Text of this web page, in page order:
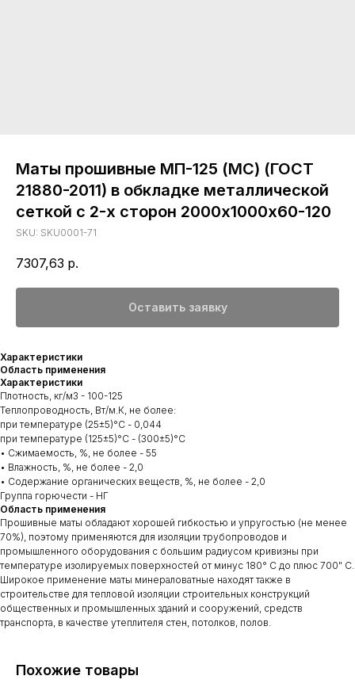
Маты прошивные МП-125 (МС) (ГОСТ
21880-2011) в обкладке металлической
сеткой с 2-х сторон 2000х1000х60-120
SKU: SKU0001-71
7307,63 р.
Оставить заявку
Характеристики
Область применения
Характеристики
Плотность, кг/м3 - 100-125
Теплопроводность, Вт/м.К, не более:
при температуре (25±5)°С - 0,044
при температуре (125±5)°С - (300±5)°С
• Сжимаемость, %, не более - 55
• Влажность, %, не более - 2,0
• Содержание органических веществ, %, не более - 2,0
Группа горючести - НГ
Область применения
Прошивные маты обладают хорошей гибкостью и упругостью (не менее
70%), поэтому применяются для изоляции трубопроводов и
промышленного оборудования с большим радиусом кривизны при
температуре изолируемых поверхностей от минус 180° С до плюс 700" С.
Широкое применение маты минераловатные находят также в
строительстве для тепловой изоляции строительных конструкций
общественных и промышленных зданий и сооружений, средств
транспорта, в качестве утеплителя стен, потолков, полов.
Похожие товары